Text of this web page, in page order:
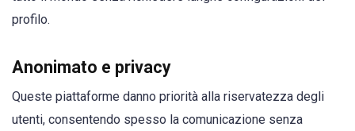
profilo.
Anonimato e privacy
Queste piattaforme danno priorità alla riservatezza degli
utenti, consentendo spesso la comunicazione senza